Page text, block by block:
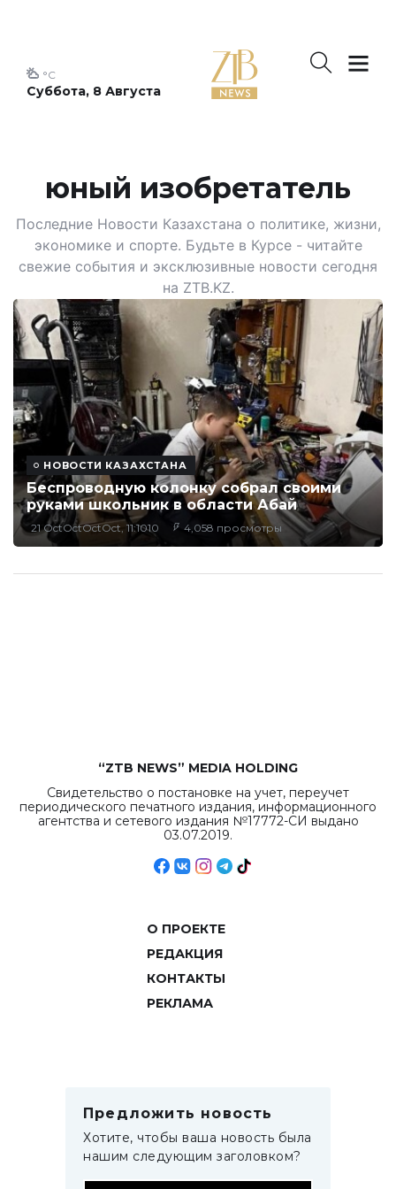
Суббота, 8 Августа
°C
юный изобретатель
Последние Новости Казахстана о политике, жизни,
экономике и спорте. Будьте в Курсе - читайте
свежие события и эксклюзивные новости сегодня
на ZTB.KZ.
НОВОСТИ КАЗАХСТАНА
Беспроводную колонку собрал своими
руками школьник в области Абай
21 OctOctOctOct, 11:1010 4,058 просмотры
“ZTB NEWS” MEDIA HOLDING
Свидетельство о постановке на учет, переучет
периодического печатного издания, информационного
агентства и сетевого издания №17772-СИ выдано
03.07.2019.
О ПРОЕКТЕ
РЕДАКЦИЯ
КОНТАКТЫ
РЕКЛАМА
Предложить новость
Хотите, чтобы ваша новость была
нашим следующим заголовком?